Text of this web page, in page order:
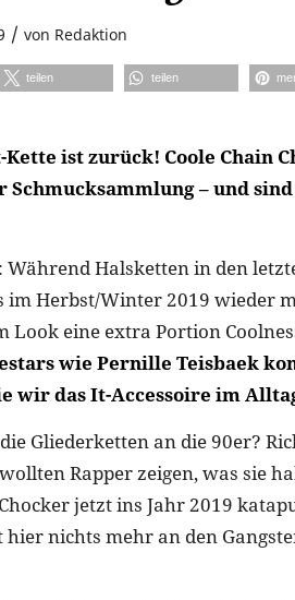
/ von Redaktion
teilen teilen
ist zurück! Coole Chain
– und
Während Halsketten in den
im Herbst/Winter 2019 wieder
Look eine extra Portion
wie Pernille Teisbaek
wir das It-Accessoire im
Gliederketten an die 90er?
Rapper zeigen, was sie
jetzt ins Jahr 2019
nichts mehr an den